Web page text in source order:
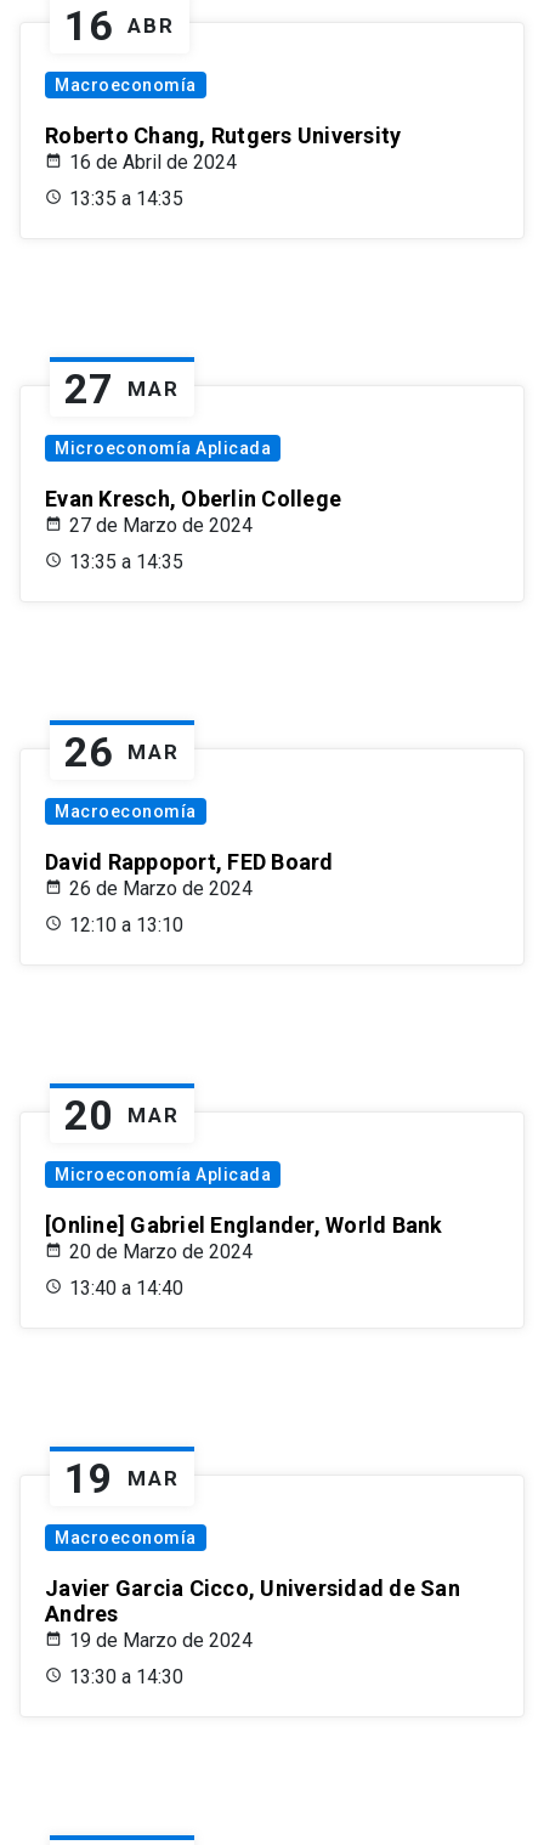
16 ABR
Macroeconomía
Roberto Chang, Rutgers University
16 de Abril de 2024
13:35 a 14:35
27 MAR
Microeconomía Aplicada
Evan Kresch, Oberlin College
27 de Marzo de 2024
13:35 a 14:35
26 MAR
Macroeconomía
David Rappoport, FED Board
26 de Marzo de 2024
12:10 a 13:10
20 MAR
Microeconomía Aplicada
[Online] Gabriel Englander, World Bank
20 de Marzo de 2024
13:40 a 14:40
19 MAR
Macroeconomía
Javier Garcia Cicco, Universidad de San
Andres
19 de Marzo de 2024
13:30 a 14:30